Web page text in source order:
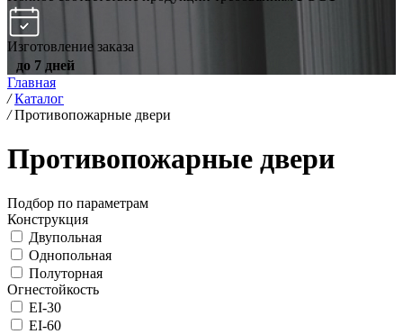
Изготовление заказа
до 7 дней
Главная
/ Каталог
/ Противопожарные двери
Противопожарные двери
Подбор по параметрам
Конструкция
Двупольная
Однопольная
Полуторная
Огнестойкость
EI-30
EI-60